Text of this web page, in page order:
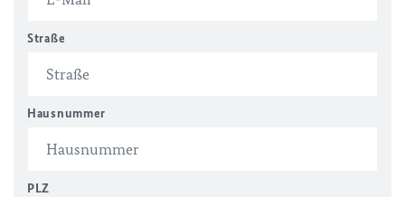
Straße
Hausnummer
PLZ